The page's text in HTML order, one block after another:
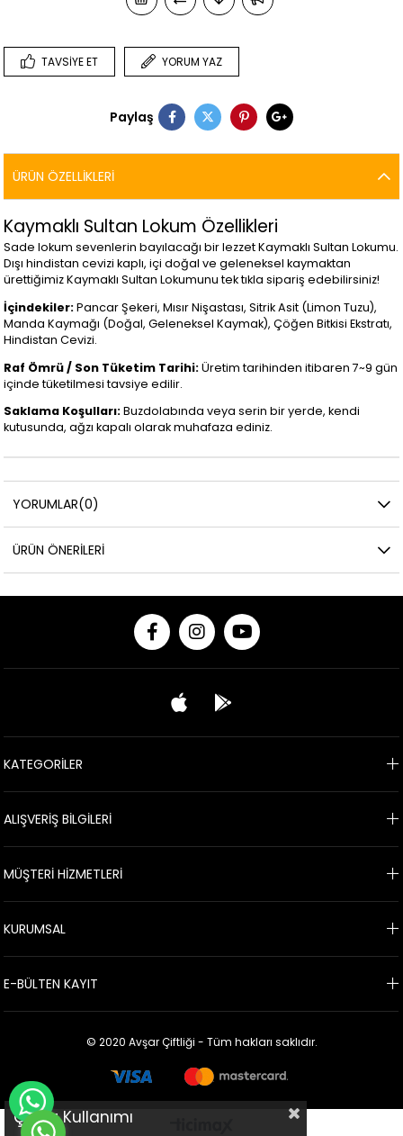
TAVSIYE ET YORUM YAZ
Paylaş
ÜRÜN ÖZELLIKLERI
Kaymaklı Sultan Lokum Özellikleri
Sade lokum sevenlerin bayılacağı bir lezzet Kaymaklı Sultan Lokumu.
Dışı hindistan cevizi kaplı, içi doğal ve geleneksel kaymaktan
ürettiğimiz Kaymaklı Sultan Lokumunu tek tıkla sipariş edebilirsiniz!
İçindekiler:Pancar Şekeri, Mısır Nişastası, Sitrik Asit (Limon Tuzu),
Manda Kaymağı (Doğal, Geleneksel Kaymak), Çöğen Bitkisi Ekstratı,
Hindistan Cevizi.
Raf Ömrü / Son Tüketim Tarihi:Üretim tarihinden itibaren 7~9 gün
içinde tüketilmesi tavsiye edilir.
Saklama Koşulları:Buzdolabında veya serin bir yerde, kendi
kutusunda, ağzı kapalı olarak muhafaza ediniz.
YORUMLAR(0)
ÜRÜN ÖNERILERI
KATEGORİLER
ALIŞVERİŞ BİLGİLERİ
MÜŞTERİ HİZMETLERİ
KURUMSAL
E-BÜLTEN KAYIT
© 2020 Avşar Çiftliği - Tüm hakları saklıdır.
Çerez Kullanımı
WHATSAPP İLE SİPARİŞ VER